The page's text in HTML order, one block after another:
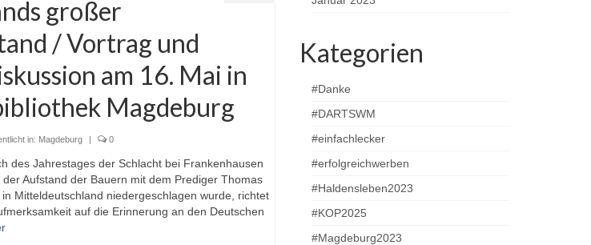
großer
/ Vortrag und
am 16. Mai in
Magdeburg
in: Magdeburg | 0
des Jahrestages der Schlacht bei Frankenhausen
Aufstand der Bauern mit dem Prediger Thomas
Mitteldeutschland niedergeschlagen wurde, richtet
auf die Erinnerung an den Deutschen
Kategorien
#Danke
#DARTSWM
#einfachlecker
#erfolgreichwerben
#Haldensleben2023
#KOP2025
#Magdeburg2023